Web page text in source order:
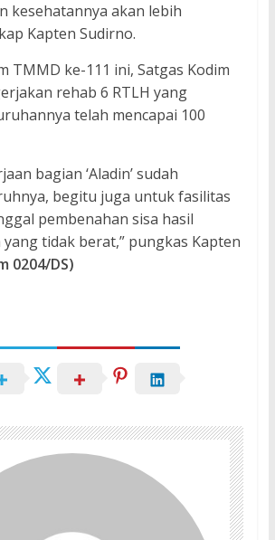
kesehatannya akan lebih
Kapten Sudirno.
TMMD ke-111 ini, Satgas Kodim
rehab 6 RTLH yang
telah mencapai 100
bagian ‘Aladin’ sudah
begitu juga untuk fasilitas
pembenahan sisa hasil
tidak berat,” pungkas Kapten
0204/DS)